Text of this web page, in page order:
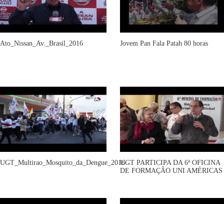
Ato_Nissan_Av._Brasil_2016 Jovem Pan Fala Patah 80 horas
UGT_Multirao_Mosquito_da_Dengue_2016UGT PARTICIPA DA 6ª OFICINA
DE FORMAÇÃO UNI AMÉRICAS